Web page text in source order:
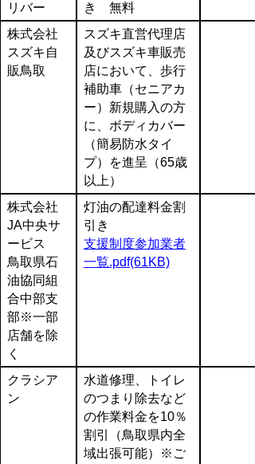
リバー
き 無料
株式会社
スズキ自
販鳥取
スズキ直営代理店
及びスズキ車販売
店において、歩行
補助車（セニアカ
ー）新規購入の方
に、ボディカバー
（簡易防水タイ
プ）を進呈（65歳
以上）
株式会社
JA中央サ
ービス
鳥取県石
油協同組
合中部支
部※一部
店舗を除
く
灯油の配達料金割
引き
支援制度参加業者
一覧.pdf(61KB)
クラシア
ン
水道修理、トイレ
のつまり除去など
の作業料金を10％
割引（鳥取県内全
域出張可能）※ご